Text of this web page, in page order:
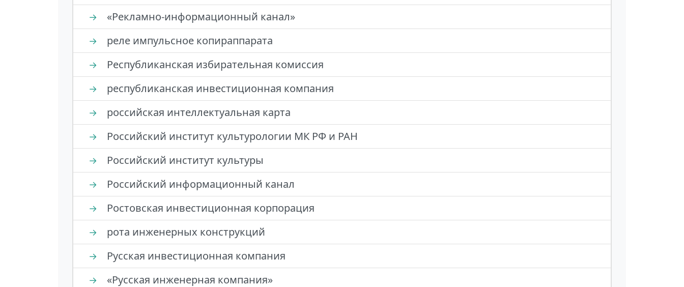
→ «Рекламно-информационный канал»
→ реле импульсное копираппарата
→ Республиканская избирательная комиссия
→ республиканская инвестиционная компания
→ российская интеллектуальная карта
→ Российский институт культурологии МК РФ и РАН
→ Российский институт культуры
→ Российский информационный канал
→ Ростовская инвестиционная корпорация
→ рота инженерных конструкций
→ Русская инвестиционная компания
→ «Русская инженерная компания»